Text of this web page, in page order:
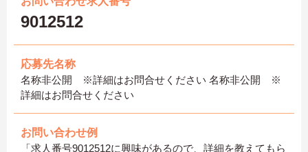
9012512
応募先名称
名称非公開 ※詳細はお問合せください 名称非公開 ※
詳細はお問合せください
お問い合わせ例
「求人番号9012512に興味があるので、詳細を教えてもら